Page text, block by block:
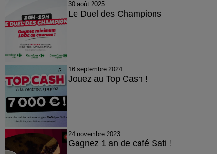
30 août 2025
Le Duel des Champions
16 septembre 2024
Jouez au Top Cash !
24 novembre 2023
Gagnez 1 an de café Sati !